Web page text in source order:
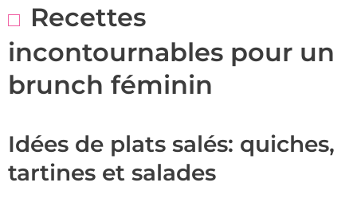
Recettes
incontournables pour un
brunch féminin
Idées de plats salés: quiches,
tartines et salades